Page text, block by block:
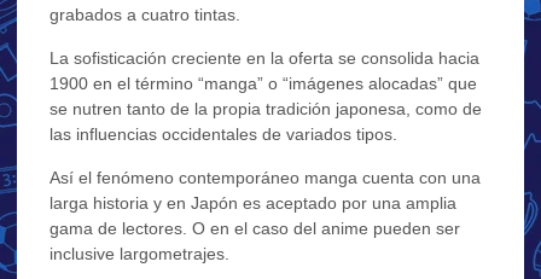
grabados a cuatro tintas.
La sofisticación creciente en la oferta se consolida hacia
1900 en el término “manga” o “imágenes alocadas” que
se nutren tanto de la propia tradición japonesa, como de
las influencias occidentales de variados tipos.
Así el fenómeno contemporáneo manga cuenta con una
larga historia y en Japón es aceptado por una amplia
gama de lectores. O en el caso del anime pueden ser
inclusive largometrajes.